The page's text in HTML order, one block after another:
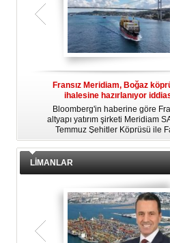
Fransız Meridiam, Boğaz
ihalesine hazırlanıyor
Bloomberg'in haberine göre
altyapı yatırım şirketi Meridiam
Temmuz Şehitler Köprüsü ile
Sultan Mehmet
özelleştirilmesine yönelik
LİMANLAR